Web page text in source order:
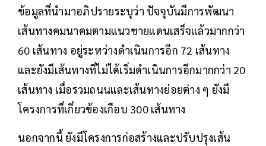
ข้อมูลที่นำมาอภิปรายระบุว่า ปัจจุบันมีการพัฒนา
เส้นทางคมนาคมตามแนวชายแดนเสร็จแล้วมากกว่า
60 เส้นทาง อยู่ระหว่างดำเนินการอีก 72 เส้นทาง
และยังมีเส้นทางที่ไม่ได้เริ่มดำเนินการอีกมากกว่า 20
เส้นทาง เมื่อรวมถนนและเส้นทางย่อยต่าง ๆ ยังมี
โครงการที่เกี่ยวข้องเกือบ 300 เส้นทาง
นอกจากนี้ ยังมีโครงการก่อสร้างและปรับปรุงเส้น